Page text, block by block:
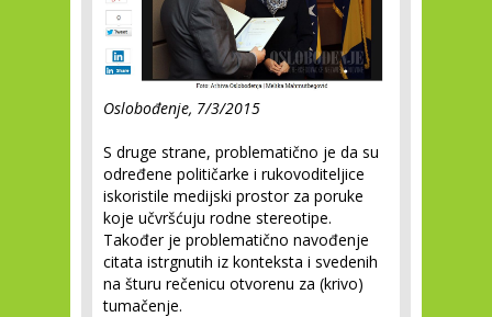
Oslobođenje, 7/3/2015
S druge strane, problematično je da su
određene političarke i rukovoditeljice
iskoristile medijski prostor za poruke
koje učvršćuju rodne stereotipe.
Također je problematično navođenje
citata istrgnutih iz konteksta i svedenih
na šturu rečenicu otvorenu za (krivo)
tumačenje.